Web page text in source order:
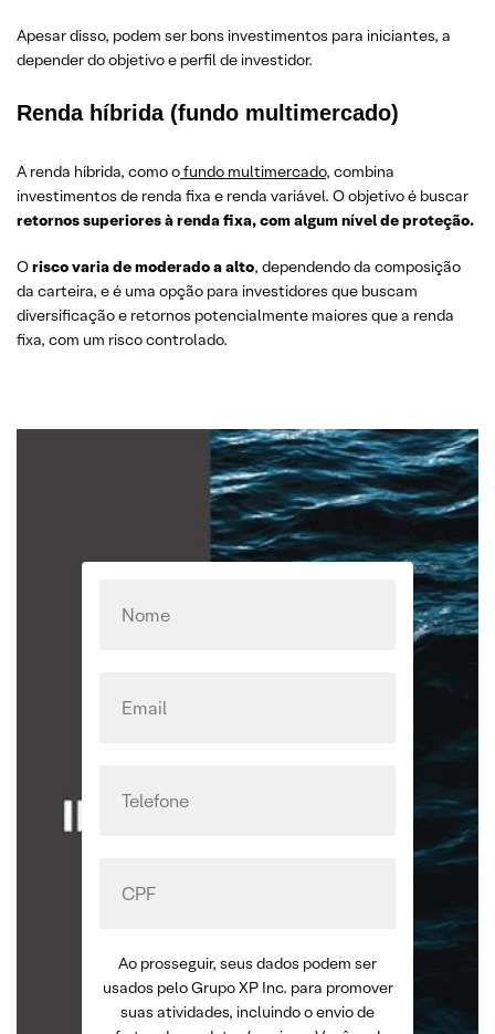
Apesar disso, podem ser bons investimentos para iniciantes, a
depender do objetivo e perfil de investidor.
Renda híbrida (fundo multimercado)
A renda híbrida, como ofundo multimercado, combina
investimentos de renda fixa e renda variável. O objetivo é buscar
retornos superiores à renda fixa, com algum nível de proteção.
Orisco varia de moderado a alto, dependendo da composição
da carteira, e é uma opção para investidores que buscam
diversificação e retornos potencialmente maiores que a renda
fixa, com um risco controlado.
Ao prosseguir, seus dados podem ser
usados pelo Grupo XP Inc. para promover
suas atividades, incluindo o envio de